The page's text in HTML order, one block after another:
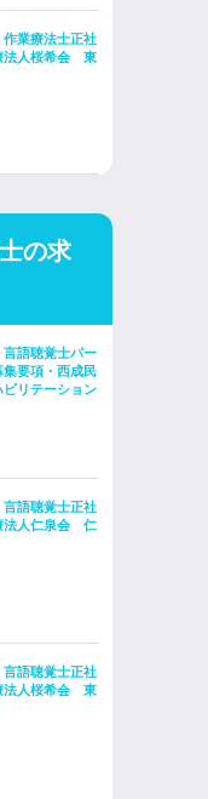
作業療法士正社
法人桜希会 東
の求
言語聴覚士パー
集要項・西成民
リテーション
言語聴覚士正社
法人仁泉会 仁
言語聴覚士正社
法人桜希会 東